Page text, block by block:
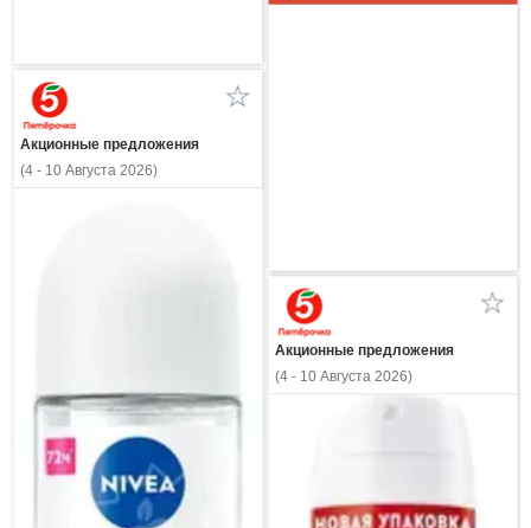
Акционные предложения
(4 - 10 Августа 2026)
Акционные предложения
(4 - 10 Августа 2026)